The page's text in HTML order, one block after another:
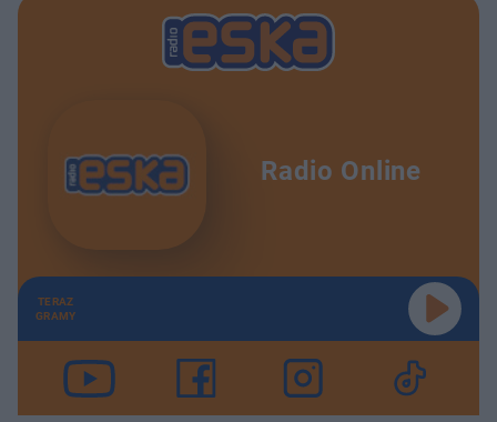
Radio Online
TERAZ
GRAMY